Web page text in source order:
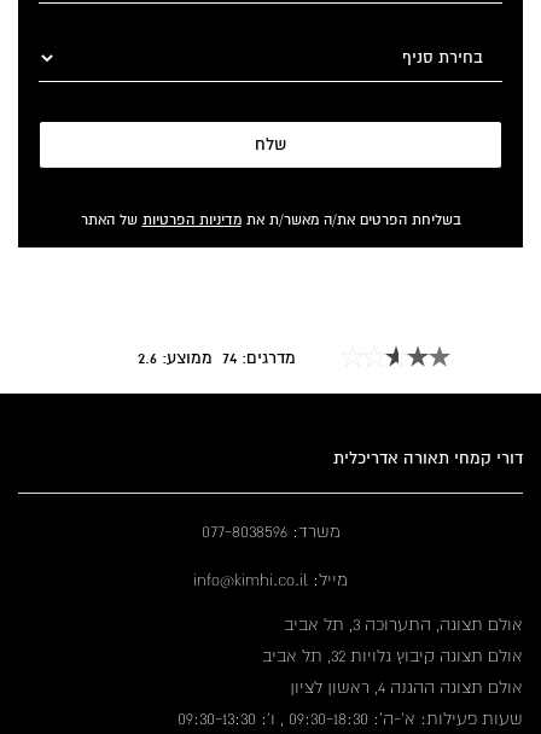
שלח
בשליחת הפרטים את/ה מאשר/ת אתמדיניות הפרטיות של האתר
מדרגים: 74 ממוצע: 2.6
דורי קמחי תאורה אדריכלית
משרד: 077-8038596
מייל: info@kimhi.co.il
אולם תצוגה, התערוכה 3, תל אביב
אולם תצוגה קיבוץ גלויות 32, תל אביב
אולם תצוגה ההגנה 4, ראשון לציון
שעות פעילות: א'-ה': 09:30-18:30 , ו': 09:30-13:30